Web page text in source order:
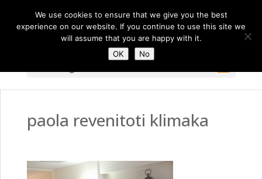
paola revenitoti klimaka
We use cookies to ensure that we give you the best
experience on our website. If you continue to use this site we
will assume that you are happy with it.
OK
No